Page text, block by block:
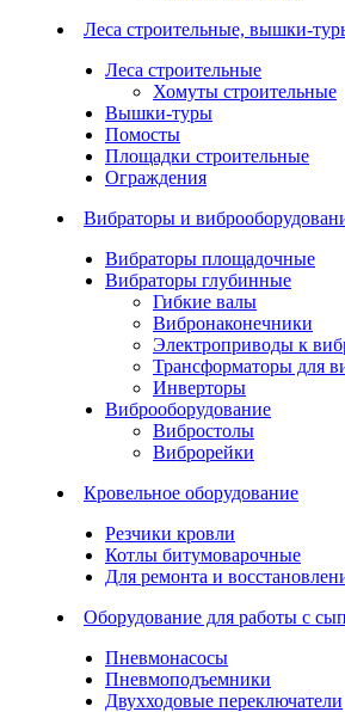
Леса строительные, вышки-
Леса строительные
Хомуты строительные
Вышки-туры
Помосты
Площадки строительные
Ограждения
Вибраторы и
Вибраторы площадочные
Вибраторы глубинные
Гибкие валы
Вибронаконечники
Электроприводы к
Трансформаторы для
Инверторы
Виброоборудование
Вибростолы
Виброрейки
Кровельное оборудование
Резчики кровли
Котлы битумоварочные
Для ремонта и
Оборудование для работы с
Пневмонасосы
Пневмоподъемники
Двухходовые переключатели